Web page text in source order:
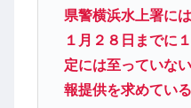
県警横浜水上署に
１月２８日までに
定には至っていな
報提供を求めている